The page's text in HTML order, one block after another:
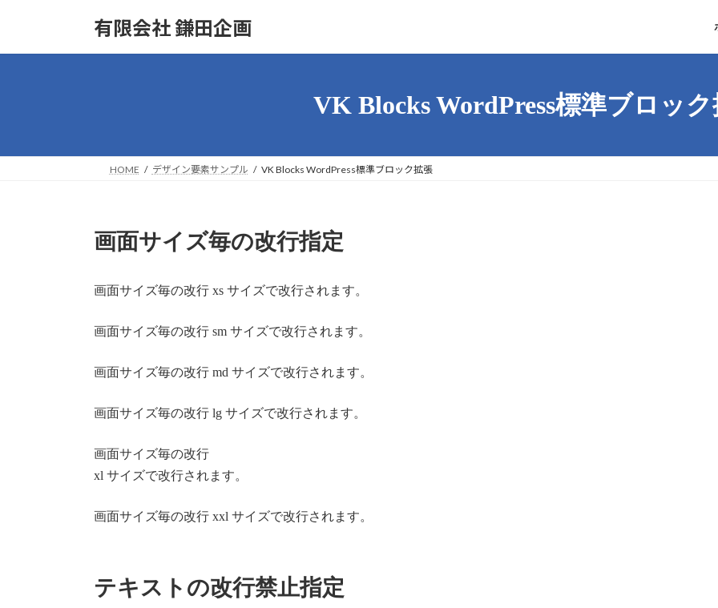
有限会社 鎌田企画
VK Blocks WordPress標準ブロッ
HOME デザイン要素サンプル VK Blocks WordPress標準ブロック拡張
画面サイズ毎の改行指定
画面サイズ毎の改行 xs サイズで改行されます。
画面サイズ毎の改行 sm サイズで改行されます。
画面サイズ毎の改行 md サイズで改行されます。
画面サイズ毎の改行 lg サイズで改行されます。
画面サイズ毎の改行
xl サイズで改行されます。
画面サイズ毎の改行 xxl サイズで改行されます。
テキストの改行禁止指定